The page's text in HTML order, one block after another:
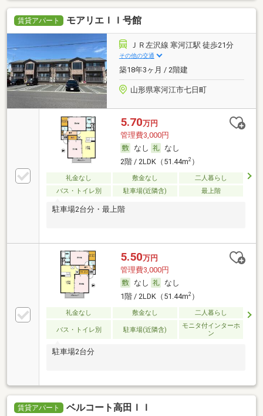
賃貸アパート モアリエＩＩ号館
ＪＲ左沢線 寒河江駅 徒歩21分
その他の交通
築18年3ヶ月 / 2階建
山形県寒河江市七日町
5.70万円
管理費3,000円
なし
なし
2階 / 2LDK（51.44m2）
礼金なし 敷金なし
二人暮らし
バス・トイレ別
駐車場(近隣含) 最上階
駐車場2台分・最上階
5.50万円
管理費3,000円
なし
なし
1階 / 2LDK（51.44m2）
礼金なし 敷金なし 二人暮らし
バス・トイレ別 駐車場(近隣含)
モニタ付インターホ
ン
駐車場2台分
賃貸アパート ベルコート高田ＩＩ